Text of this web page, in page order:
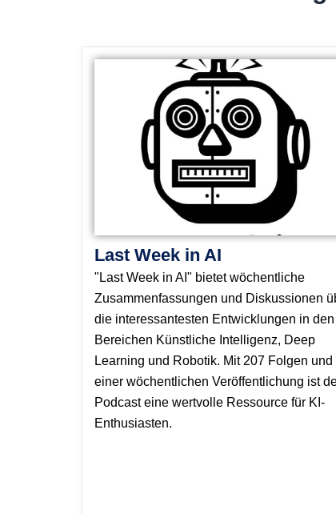
Last Week in AI
"Last Week in AI" bietet wöchentliche
Zusammenfassungen und Diskussionen
die interessantesten Entwicklungen in den
Bereichen Künstliche Intelligenz, Deep
Learning und Robotik. Mit 207 Folgen und
einer wöchentlichen Veröffentlichung ist
Podcast eine wertvolle Ressource für KI-
Enthusiasten.